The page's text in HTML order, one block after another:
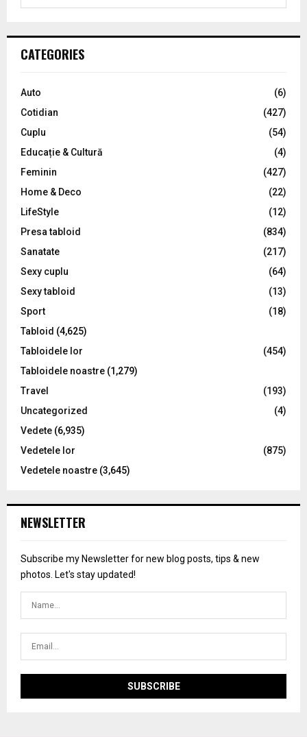
h
o
:
C
CATEGORIES
Auto
(6)
Cotidian
(427)
Cuplu
(54)
Educație & Cultură
(4)
Feminin
(427)
Home & Deco
(22)
LifeStyle
(12)
Presa tabloid
(834)
Sanatate
(217)
Sexy cuplu
(64)
Sexy tabloid
(13)
Sport
(18)
Tabloid (4,625)
Tabloidele lor
(454)
Tabloidele noastre (1,279)
Travel
(193)
Uncategorized
(4)
Vedete (6,935)
Vedetele lor
(875)
Vedetele noastre (3,645)
NEWSLETTER
Subscribe my Newsletter for new blog posts, tips & new
photos. Let's stay updated!